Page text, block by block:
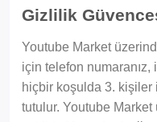
Gizlilik
Youtube Market
için telefon
hiçbir koşulda 3. kişiler
tutulur. Youtube